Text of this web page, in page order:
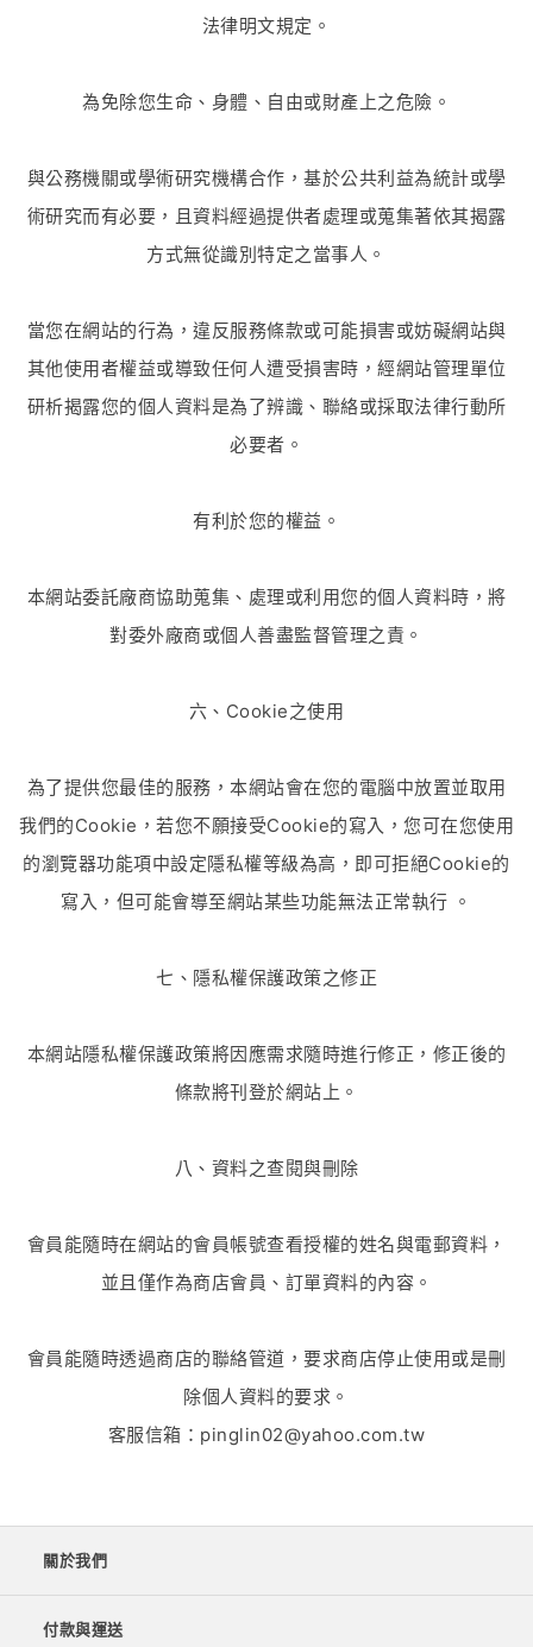
法律明文規定。
為免除您生命、身體、自由或財產上之危險。
與公務機關或學術研究機構合作，基於公共利益為統計或學
術研究而有必要，且資料經過提供者處理或蒐集著依其揭露
方式無從識別特定之當事人。
當您在網站的行為，違反服務條款或可能損害或妨礙網站與
其他使用者權益或導致任何人遭受損害時，經網站管理單位
研析揭露您的個人資料是為了辨識、聯絡或採取法律行動所
必要者。
有利於您的權益。
本網站委託廠商協助蒐集、處理或利用您的個人資料時，將
對委外廠商或個人善盡監督管理之責。
六、Cookie之使用
為了提供您最佳的服務，本網站會在您的電腦中放置並取用
我們的Cookie，若您不願接受Cookie的寫入，您可在您使用
的瀏覽器功能項中設定隱私權等級為高，即可拒絕Cookie的
寫入，但可能會導至網站某些功能無法正常執行 。
七、隱私權保護政策之修正
本網站隱私權保護政策將因應需求隨時進行修正，修正後的
條款將刊登於網站上。
八、資料之查閱與刪除
會員能隨時在網站的會員帳號查看授權的姓名與電郵資料，
並且僅作為商店會員、訂單資料的內容。
會員能隨時透過商店的聯絡管道，要求商店停止使用或是刪
除個人資料的要求。
客服信箱：pinglin02@yahoo.com.tw
關於我們
付款與運送